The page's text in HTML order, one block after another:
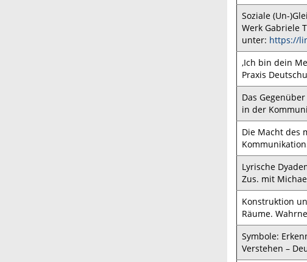
Soziale (Un-
Werk Gabriele
unter: https://
‚Ich bin dein
Praxis
Das
in der
Die Macht des
Lyrische
Zus. mit
Konstruktion
Räume.
Symbole:
Verstehen –